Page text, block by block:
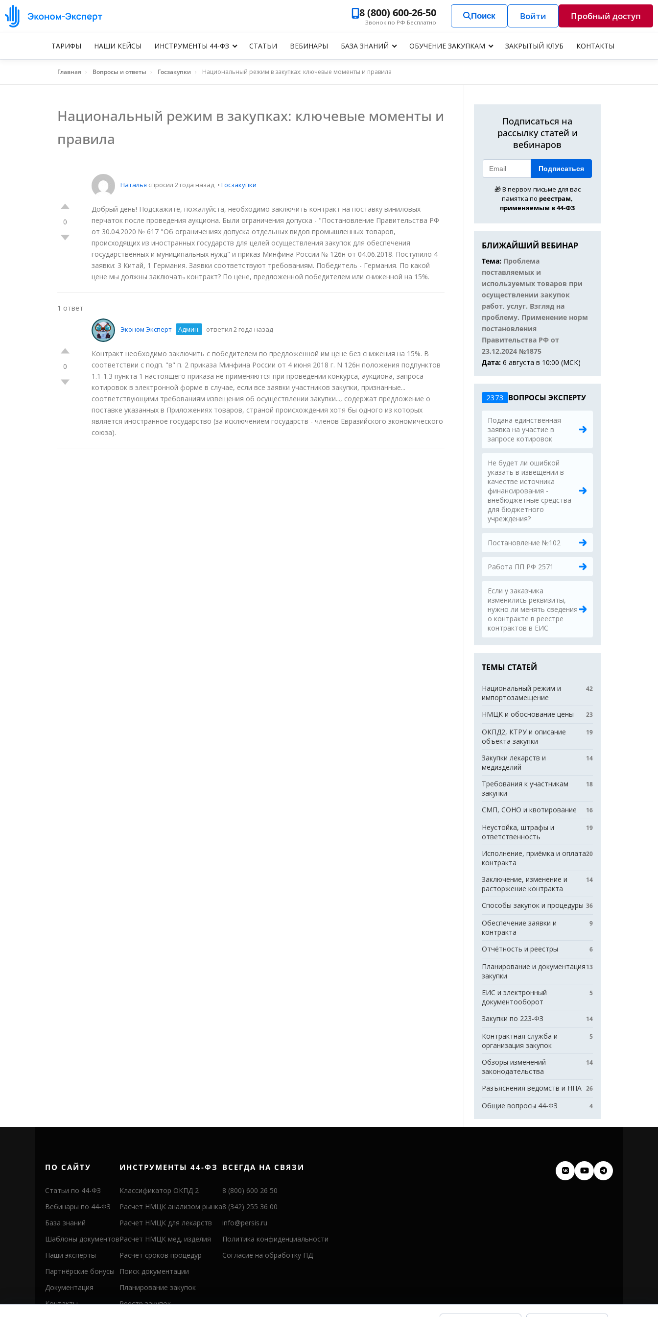
8 (800) 600-26-50
Звонок по РФ Бесплатно
Поиск Войти Пробный доступ
ТАРИФЫ НАШИ КЕЙСЫ ИНСТРУМЕНТЫ 44-ФЗ СТАТЬИ ВЕБИНАРЫ БАЗА ЗНАНИЙ ОБУЧЕНИЕ ЗАКУПКАМ ЗАКРЫТЫЙ КЛУБ КОНТАКТЫ
Главная › Вопросы и ответы › Госзакупки › Национальный режим в закупках: ключевые моменты и правила
Национальный режим в закупках: ключевые моменты и
правила
0
Наталья спросил 2 года назад • Госзакупки
Добрый день! Подскажите, пожалуйста, необходимо заключить контракт на поставку виниловых
перчаток после проведения аукциона. Были ограничения допуска - "Постановление Правительства РФ
от 30.04.2020 № 617 "Об ограничениях допуска отдельных видов промышленных товаров,
происходящих из иностранных государств для целей осуществления закупок для обеспечения
государственных и муниципальных нужд" и приказ Минфина России № 126н от 04.06.2018. Поступило 4
заявки: 3 Китай, 1 Германия. Заявки соответствуют требованиям. Победитель - Германия. По какой
цене мы должны заключать контракт? По цене, предложенной победителем или сниженной на 15%.
1 ответ
0
Эконом Эксперт Админ. ответил 2 года назад
Контракт необходимо заключить с победителем по предложенной им цене без снижения на 15%. В
соответствии с подп. "в" п. 2 приказа Минфина России от 4 июня 2018 г. N 126н положения подпунктов
1.1-1.3 пункта 1 настоящего приказа не применяются при проведении конкурса, аукциона, запроса
котировок в электронной форме в случае, если все заявки участников закупки, признанные...
соответствующими требованиям извещения об осуществлении закупки..., содержат предложение о
поставке указанных в Приложениях товаров, страной происхождения хотя бы одного из которых
является иностранное государство (за исключением государств - членов Евразийского экономического
союза).
Подписаться на
рассылку статей и
вебинаров
Подписаться
🎁 В первом письме для вас
памятка по реестрам,
применяемым в 44-ФЗ
БЛИЖАЙШИЙ ВЕБИНАР
Тема: Проблема
поставляемых и
используемых товаров при
осуществлении закупок
работ, услуг. Взгляд на
проблему. Применение норм
постановления
Правительства РФ от
23.12.2024 №1875
Дата: 6 августа в 10:00 (МСК)
2373 ВОПРОСЫ ЭКСПЕРТУ
Подана единственная
заявка на участие в
запросе котировок
Не будет ли ошибкой
указать в извещении в
качестве источника
финансирования -
внебюджетные средства
для бюджетного
учреждения?
Постановление №102
Работа ПП РФ 2571
Если у заказчика
изменились реквизиты,
нужно ли менять сведения
о контракте в реестре
контрактов в ЕИС
ТЕМЫ СТАТЕЙ
Национальный режим и
импортозамещение
42
НМЦК и обоснование цены 23
ОКПД2, КТРУ и описание
объекта закупки
19
Закупки лекарств и
медизделий
14
Требования к участникам
закупки
18
СМП, СОНО и квотирование 16
Неустойка, штрафы и
ответственность
19
Исполнение, приёмка и оплата
контракта
20
Заключение, изменение и
расторжение контракта
14
Способы закупок и процедуры 36
Обеспечение заявки и
контракта
9
Отчётность и реестры 6
Планирование и документация
закупки
13
ЕИС и электронный
документооборот
5
Закупки по 223-ФЗ 14
Контрактная служба и
организация закупок
5
Обзоры изменений
законодательства
14
Разъяснения ведомств и НПА 26
Общие вопросы 44-ФЗ 4
ПО САЙТУ
Статьи по 44-ФЗ
Вебинары по 44-ФЗ
База знаний
Шаблоны документов
Наши эксперты
Партнёрские бонусы
Документация
Контакты
ИНСТРУМЕНТЫ 44-ФЗ
Классификатор ОКПД 2
Расчет НМЦК анализом рынка
Расчет НМЦК для лекарств
Расчет НМЦК мед. изделия
Расчет сроков процедур
Поиск документации
Планирование закупок
Реестр закупок
ВСЕГДА НА СВЯЗИ
8 (800) 600 26 50
8 (342) 255 36 00
info@persis.ru
Политика конфиденциальности
Согласие на обработку ПД